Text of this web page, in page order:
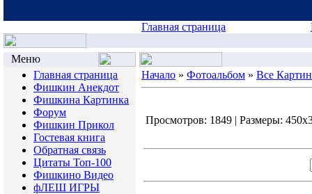
Главная страница
Меню
Главная страница
Фишкин Анекдот
Фишкина Картинка
Форум
Фишкин Прикол
Гостевая книга
Обратная связь
Цитаты Топ-100
Фишкино Видео
фЛЕШ ИГРЫ
Начало » Фотоальбом » Все
Просмотров: 1849 | Размеры: